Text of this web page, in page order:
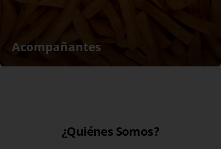
Acompañantes
¿Quiénes Somos?